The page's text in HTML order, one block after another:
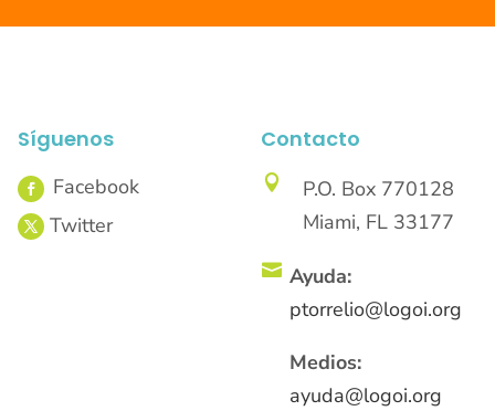
Síguenos Contacto

P.O. Box 770128
Miami, FL 33177
 Ayuda:
ptorrelio@logoi.org
Medios:
ayuda@logoi.org